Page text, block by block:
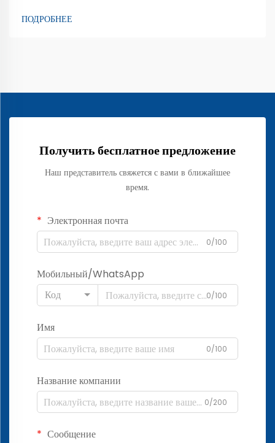
организма. ЭЭГ (электроэнцефалограмма) позволяет оценить
активность мозга. Для этого используются специальные
ПОДРОБНЕЕ
Получить бесплатное предложение
Наш представитель свяжется с вами в ближайшее
время.
Электронная почта
0/100
Мобильный/WhatsApp
Код
0/100
Имя
0/100
Название компании
0/200
Сообщение